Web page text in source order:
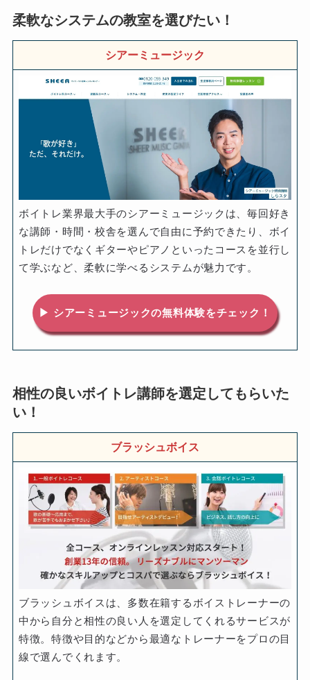
柔軟なシステムの教室を選びたい！
シアーミュージック
ボイトレ業界最大手のシアーミュージックは、毎回好き
な講師・時間・校舎を選んで自由に予約できたり、ボイ
トレだけでなくギターやピアノといったコースを並行し
て学ぶなど、柔軟に学べるシステムが魅力です。
▶ シアーミュージックの無料体験をチェック！
相性の良いボイトレ講師を選定してもらいた
い！
ブラッシュボイス
ブラッシュボイスは、多数在籍するボイストレーナーの
中から自分と相性の良い人を選定してくれるサービスが
特徴。特徴や目的などから最適なトレーナーをプロの目
線で選んでくれます。